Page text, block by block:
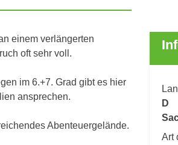
einem verlängerten
oft sehr voll.
im 6.+7. Grad gibt es hier
ansprechen.
Abenteuergelände.
D
Art